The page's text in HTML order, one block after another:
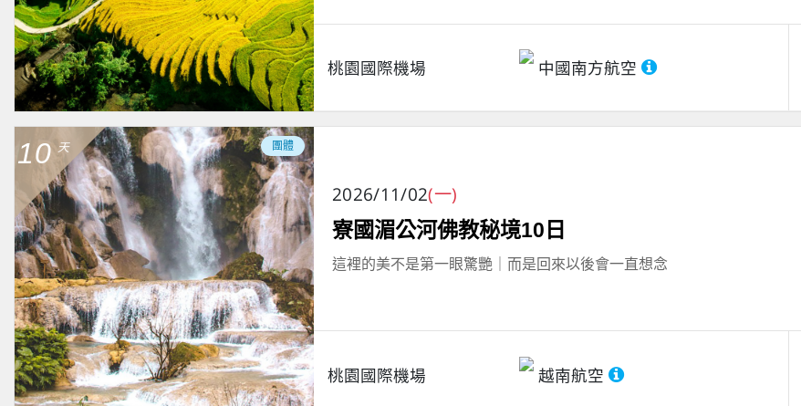
桃園國際機場 中國南方航空
10 天 團體
2026/11/02(一)
寮國湄公河佛教秘境10日
這裡的美不是第一眼驚艷｜而是回來以後會一直想念
桃園國際機場 越南航空